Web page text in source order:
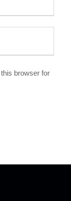
browser for